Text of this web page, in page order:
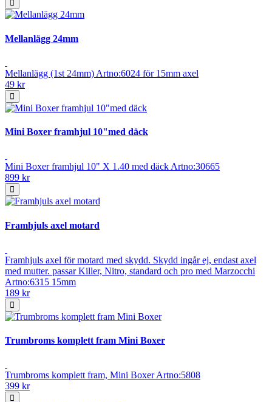
Mellanlägg 24mm
Mellanlägg (1st 24mm) Artno:6024 för 15mm axel
49 kr
Mini Boxer framhjul 10"med däck
Mini Boxer framhjul 10" X 1.40 med däck Artno:30665
899 kr
Framhjuls axel motard
Framhjuls axel för motard med skydd. Skydd ingår ej, endast axel
med mutter. passar Killer, Nitro, standard och pro med Marzocchi
Artno:6315 15mm
189 kr
Trumbroms komplett fram Mini Boxer
Trumbroms komplett fram, Mini Boxer Artno:5808
399 kr